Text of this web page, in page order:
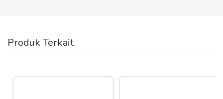
Produk Terkait